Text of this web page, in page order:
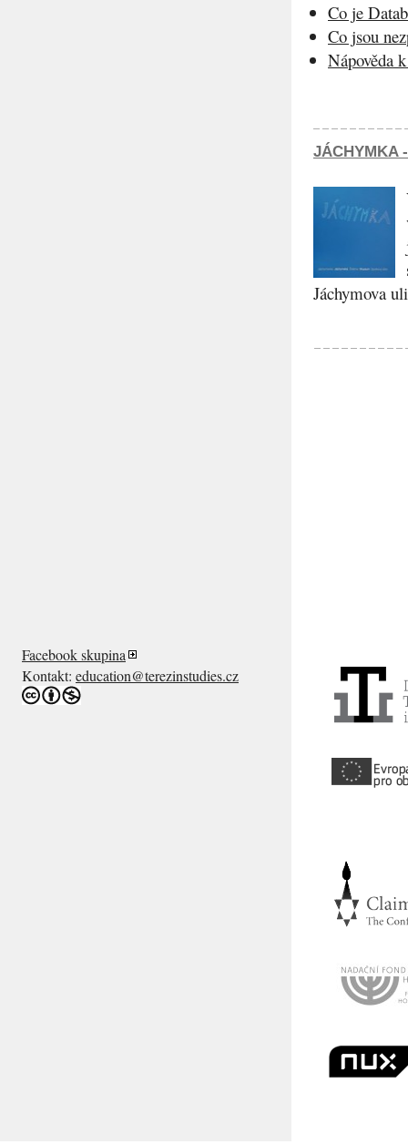
Co je
Co jsou
Nápověda
JÁCHYMKA
Jáchymova
Facebook skupina
Kontakt: education@terezinstudies.cz